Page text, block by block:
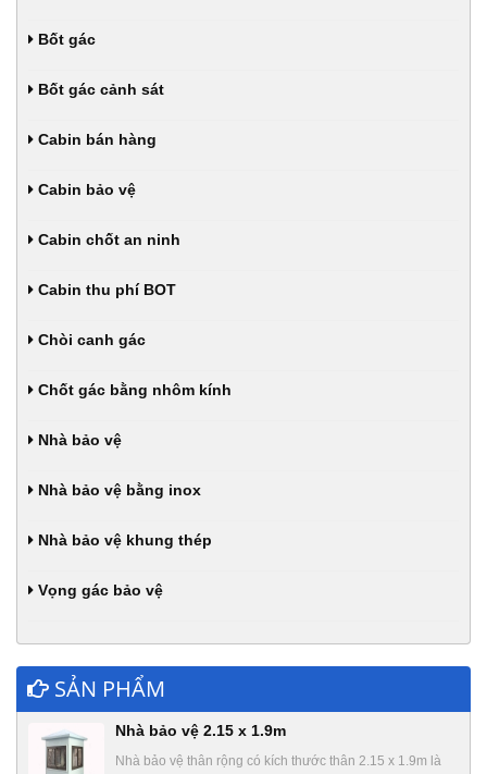
Bốt gác
Bốt gác cảnh sát
Cabin bán hàng
Cabin bảo vệ
Cabin chốt an ninh
Cabin thu phí BOT
Chòi canh gác
Chốt gác bằng nhôm kính
Nhà bảo vệ
Nhà bảo vệ bằng inox
Nhà bảo vệ khung thép
Vọng gác bảo vệ
SẢN PHẨM
Nhà bảo vệ 2.15 x 1.9m
Nhà bảo vệ thân rộng có kích thước thân 2.15 x 1.9m là